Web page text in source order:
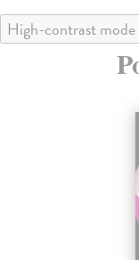
High-contrast mode